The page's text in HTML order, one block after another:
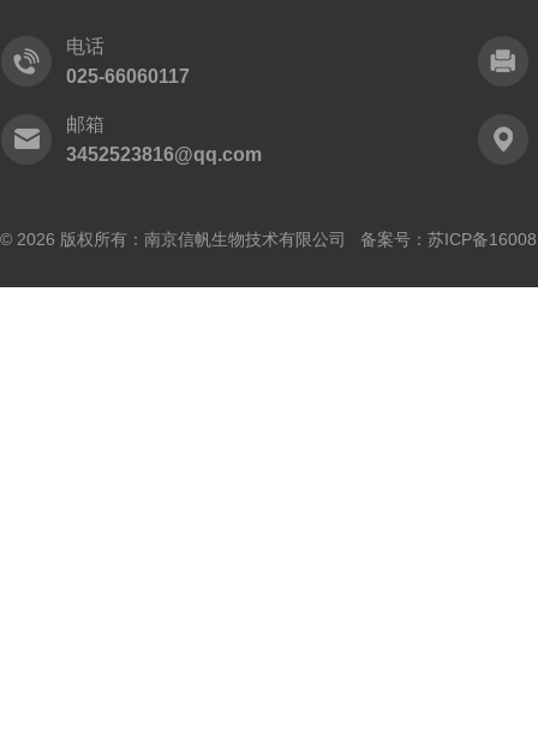
电话
025-66060117
邮箱
3452523816@qq.com
© 2026 版权所有：南京信帆生物技术有限公司 备案号： 苏ICP备